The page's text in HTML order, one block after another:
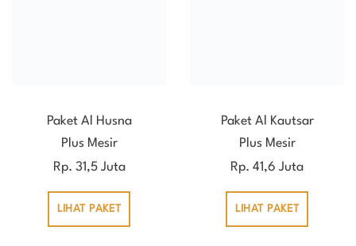
Paket Al Husna
Plus Mesir
Rp. 31,5 Juta
LIHAT PAKET
Paket Al Kautsar
Plus Mesir
Rp. 41,6 Juta
LIHAT PAKET